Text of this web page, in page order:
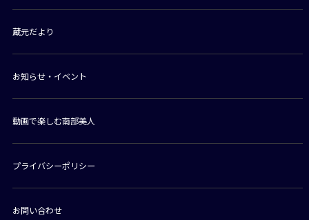
蔵元だより
お知らせ・イベント
動画で楽しむ南部美人
プライバシーポリシー
お問い合わせ